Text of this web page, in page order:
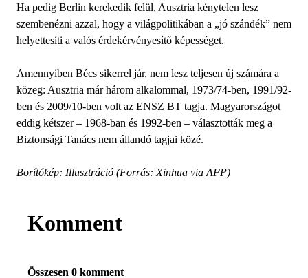
Ha pedig Berlin kerekedik felül, Ausztria kénytelen lesz
szembenézni azzal, hogy a világpolitikában a „jó szándék” nem
helyettesíti a valós érdekérvényesítő képességet.
Amennyiben Bécs sikerrel jár, nem lesz teljesen új számára a
közeg: Ausztria már három alkalommal, 1973/74-ben, 1991/92-
ben és 2009/10-ben volt az ENSZ BT tagja. Magyarországot
eddig kétszer – 1968-ban és 1992-ben – választották meg a
Biztonsági Tanács nem állandó tagjai közé.
Borítókép: Illusztráció (Forrás: Xinhua via AFP)
Komment
Összesen 0 komment